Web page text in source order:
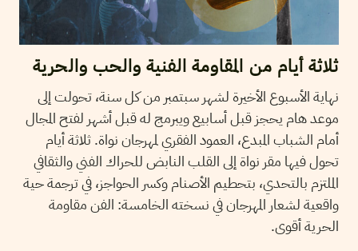
ثلاثة أيام من المقاومة الفنية والحب والحرية
نهاية الأسبوع الأخيرة لشهر سبتمبر من كل سنة، تحولت إلى
موعد هام يحجز قبل أسابيع ويبرمج له قبل أشهر لفتح المجال
أمام الشباب المبدع، العمود الفقري لمهرجان نواة. ثلاثة أيام
تحول فيها مقر نواة إلى القلب النابض للحراك الفني والثقافي
الملتزم بالتحدي، بتحطيم الأصنام وكسر الحواجز، في ترجمة حية
واقعية لشعار المهرجان في نسخته الخامسة: الفن مقاومة
الحرية أقوى.